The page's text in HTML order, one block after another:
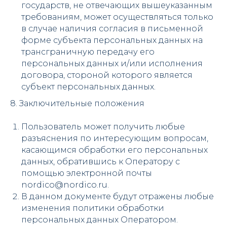
государств, не отвечающих вышеуказанным
требованиям, может осуществляться только
в случае наличия согласия в письменной
форме субъекта персональных данных на
трансграничную передачу его
персональных данных и/или исполнения
договора, стороной которого является
субъект персональных данных.
8. Заключительные положения
Пользователь может получить любые
разъяснения по интересующим вопросам,
касающимся обработки его персональных
данных, обратившись к Оператору с
помощью электронной почты
nordico@nordico.ru.
В данном документе будут отражены любые
изменения политики обработки
персональных данных Оператором.